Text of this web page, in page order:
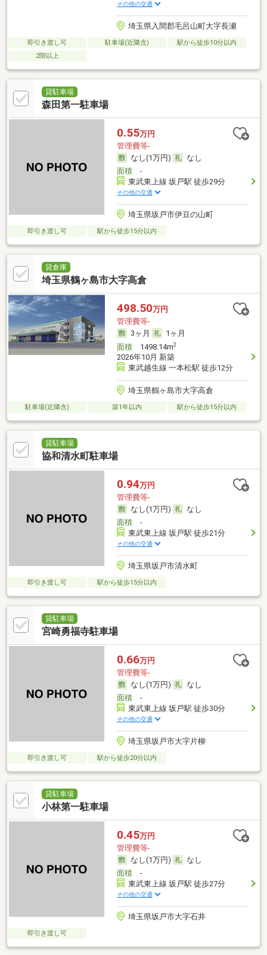
その他の交通
埼玉県入間郡毛呂山町大字長瀬
即引き渡し可 駐車場(近隣含)
駅から徒歩10分以内
2階以上
貸駐車場
森田第一駐車場
0.55万円
管理費等-
なし(1万円)
なし
面積-
東武東上線 坂戸駅 徒歩29分
その他の交通
埼玉県坂戸市伊豆の山町
即引き渡し可 駅から徒歩15分以内
貸倉庫
埼玉県鶴ヶ島市大字高倉
498.50万円
管理費等-
3ヶ月
1ヶ月
面積1498.14m2
2026年10月 新築
東武越生線 一本松駅 徒歩12分
埼玉県鶴ヶ島市大字高倉
駐車場(近隣含) 築1年以内 駅から徒歩15分以内
貸駐車場
協和清水町駐車場
0.94万円
管理費等-
なし(1万円)
なし
面積-
東武東上線 坂戸駅 徒歩21分
その他の交通
埼玉県坂戸市清水町
即引き渡し可 駅から徒歩15分以内
貸駐車場
宮崎勇福寺駐車場
0.66万円
管理費等-
なし(1万円)
なし
面積-
東武東上線 坂戸駅 徒歩30分
その他の交通
埼玉県坂戸市大字片柳
即引き渡し可 駅から徒歩20分以内
貸駐車場
小林第一駐車場
0.45万円
管理費等-
なし(1万円)
なし
面積-
東武東上線 坂戸駅 徒歩27分
その他の交通
埼玉県坂戸市大字石井
即引き渡し可